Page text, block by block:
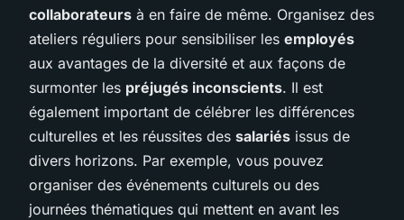
collaborateurs à en faire de même. Organisez des
ateliers réguliers pour sensibiliser les employés
aux avantages de la diversité et aux façons de
surmonter les préjugés inconscients. Il est
également important de célébrer les différences
culturelles et les réussites des salariés issus de
divers horizons. Par exemple, vous pouvez
organiser des événements culturels ou des
journées thématiques qui mettent en avant les